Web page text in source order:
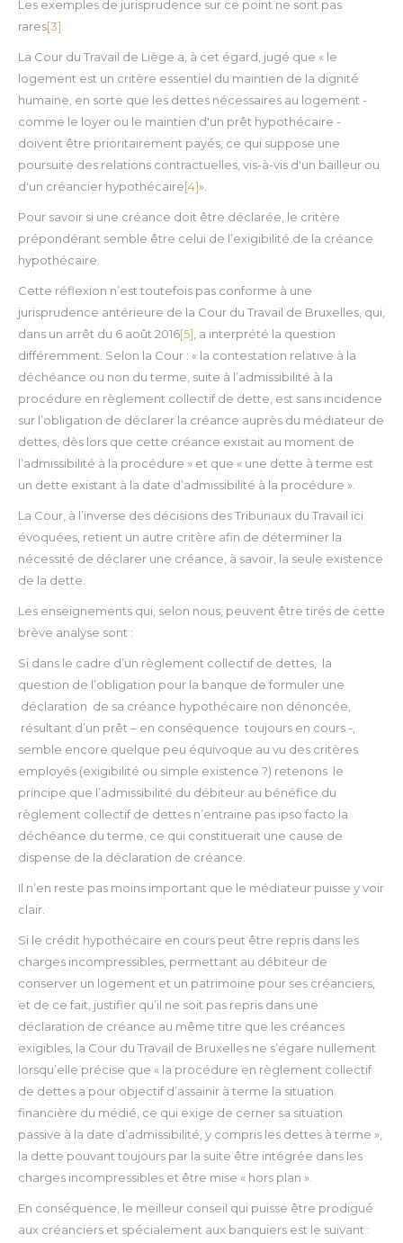
Les exemples de jurisprudence sur ce point ne sont pas
rares[3].
La Cour du Travail de Liège a, à cet égard, jugé que « le
logement est un critère essentiel du maintien de la dignité
humaine, en sorte que les dettes nécessaires au logement -
comme le loyer ou le maintien d'un prêt hypothécaire -
doivent être prioritairement payés, ce qui suppose une
poursuite des relations contractuelles, vis-à-vis d'un bailleur ou
d'un créancier hypothécaire[4]».
Pour savoir si une créance doit être déclarée, le critère
prépondérant semble être celui de l’exigibilité de la créance
hypothécaire.
Cette réflexion n’est toutefois pas conforme à une
jurisprudence antérieure de la Cour du Travail de Bruxelles, qui,
dans un arrêt du 6 août 2016[5], a interprété la question
différemment. Selon la Cour : « la contestation relative à la
déchéance ou non du terme, suite à l’admissibilité à la
procédure en règlement collectif de dette, est sans incidence
sur l’obligation de déclarer la créance auprès du médiateur de
dettes, dès lors que cette créance existait au moment de
l’admissibilité à la procédure » et que « une dette à terme est
un dette existant à la date d’admissibilité à la procédure ».
La Cour, à l’inverse des décisions des Tribunaux du Travail ici
évoquées, retient un autre critère afin de déterminer la
nécessité de déclarer une créance, à savoir, la seule existence
de la dette.
Les enseignements qui, selon nous, peuvent être tirés de cette
brève analyse sont :
Si dans le cadre d’un règlement collectif de dettes, la
question de l’obligation pour la banque de formuler une
déclaration de sa créance hypothécaire non dénoncée,
résultant d’un prêt – en conséquence toujours en cours -,
semble encore quelque peu équivoque au vu des critères
employés (exigibilité ou simple existence ?) retenons le
principe que l’admissibilité du débiteur au bénéfice du
règlement collectif de dettes n’entraine pas ipso facto la
déchéance du terme, ce qui constituerait une cause de
dispense de la déclaration de créance.
Il n’en reste pas moins important que le médiateur puisse y voir
clair.
Si le crédit hypothécaire en cours peut être repris dans les
charges incompressibles, permettant au débiteur de
conserver un logement et un patrimoine pour ses créanciers,
et de ce fait, justifier qu’il ne soit pas repris dans une
déclaration de créance au même titre que les créances
exigibles, la Cour du Travail de Bruxelles ne s’égare nullement
lorsqu’elle précise que « la procédure en règlement collectif
de dettes a pour objectif d’assainir à terme la situation
financière du médié, ce qui exige de cerner sa situation
passive à la date d’admissibilité, y compris les dettes à terme »,
la dette pouvant toujours par la suite être intégrée dans les
charges incompressibles et être mise « hors plan ».
En conséquence, le meilleur conseil qui puisse être prodigué
aux créanciers et spécialement aux banquiers est le suivant :